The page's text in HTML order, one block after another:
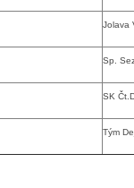
Jolava
Sp.
SK
Tým